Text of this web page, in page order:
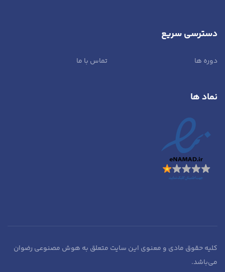
دسترسی سریع
دوره ها تماس با ما
نماد ها
کلیه حقوق مادی و معنوی این سایت متعلق به هوش مصنوعی رضوان
می‌باشد.